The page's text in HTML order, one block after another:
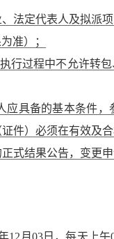
法定代表人及拟派
准）；
行过程中不允许转
应具备的基本条件
件）必须在有效及
式结果公告，变更
12月03日 ，每天上午